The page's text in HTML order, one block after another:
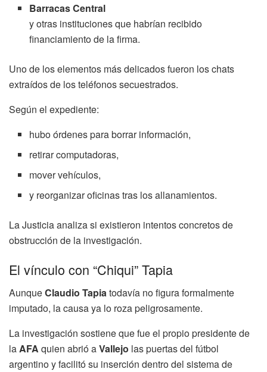
Barracas Central
y otras instituciones que habrían recibido
financiamiento de la firma.
Uno de los elementos más delicados fueron los chats
extraídos de los teléfonos secuestrados.
Según el expediente:
hubo órdenes para borrar información,
retirar computadoras,
mover vehículos,
y reorganizar oficinas tras los allanamientos.
La Justicia analiza si existieron intentos concretos de
obstrucción de la investigación.
El vínculo con “Chiqui” Tapia
AunqueClaudio Tapiatodavía no figura formalmente
imputado, la causa ya lo roza peligrosamente.
La investigación sostiene que fue el propio presidente de
laAFA quien abrió aVallejo las puertas del fútbol
argentino y facilitó su inserción dentro del sistema de